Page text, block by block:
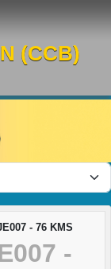
(CCB)
- 76 KMS
-